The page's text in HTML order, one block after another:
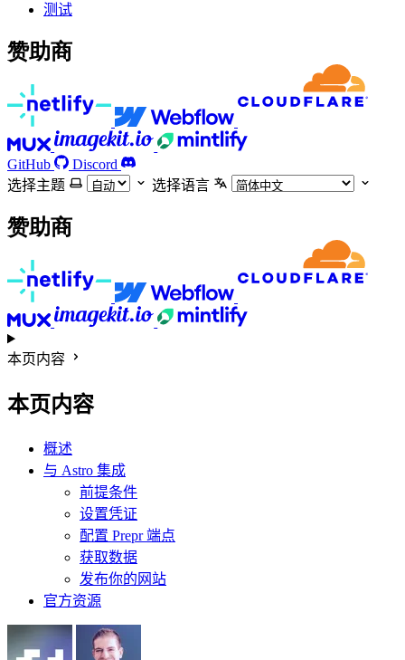
测试
赞助商
GitHub
Discord
选择主题
选择语言
赞助商
本页内容
本页内容
概述
与 Astro 集成
前提条件
设置凭证
配置 Prepr 端点
获取数据
发布你的网站
官方资源